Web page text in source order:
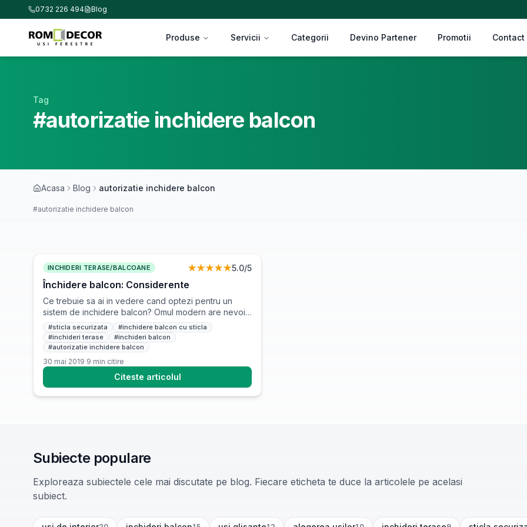
0732 226 494 Blog
Produse Servicii Categorii Devino Partener Promotii Contact
Tag
#autorizatie inchidere balcon
Acasa Blog autorizatie inchidere balcon
#autorizatie inchidere balcon
INCHIDERI TERASE/BALCOANE ★★★★★5.0/5
Închidere balcon: Considerente
Ce trebuie sa ai in vedere cand optezi pentru un
sistem de inchidere balcon? Omul modern are nevoie
de tot mai mult spatiu si de aceea cauta in
permanenta solutii privind amenajarea locuintei sale.
Dintre cele mai populare se pot mentiona alegerea
mobilierului minimalist, optarea pentru pereti in nuante
deschise si inlocuirea vechilor usi cu […]
#sticla securizata #inchidere balcon cu sticla
#inchideri terase #inchideri balcon
#autorizatie inchidere balcon
30 mai 2019·9 min citire
Citeste articolul
Subiecte populare
Exploreaza subiectele cele mai discutate pe blog. Fiecare eticheta te duce la articolele pe acelasi
subiect.